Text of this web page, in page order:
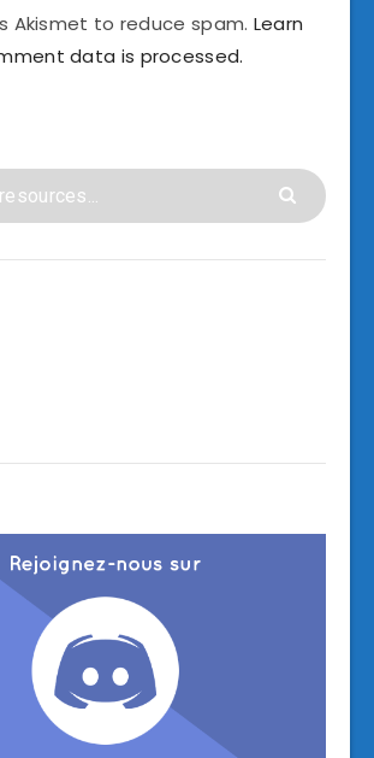
Akismet to reduce spam. Learn
data is processed.